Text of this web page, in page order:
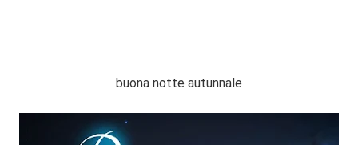
buona notte autunnale